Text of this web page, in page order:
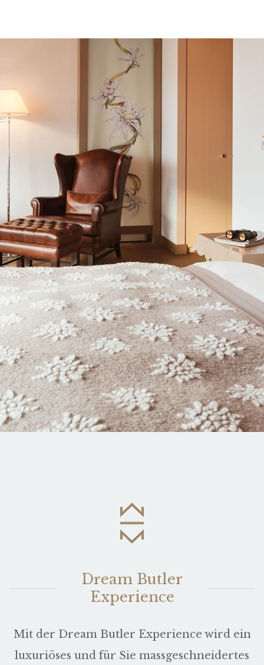
Dream Butler
Experience
Mit der Dream Butler Experience wird ein
luxuriöses und für Sie massgeschneidertes